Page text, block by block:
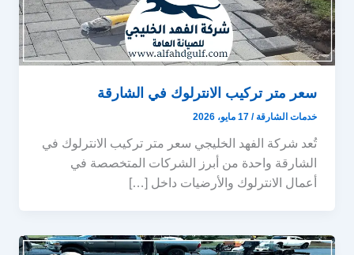
سعر متر تركيب الانترلوك في الشارقة
خدمات الشارقة /17 مايو، 2026
تُعد شركة الفهد الخليجي سعر متر تركيب الانترلوك في
الشارقة واحدة من أبرز الشركات المتخصصة في
أعمال الانترلوك والأرضيات داخل […]